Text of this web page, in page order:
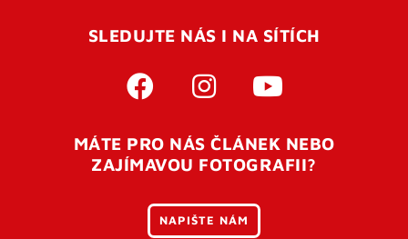
SLEDUJTE NÁS I NA SÍTÍCH
MÁTE PRO NÁS ČLÁNEK NEBO
ZAJÍMAVOU FOTOGRAFII?
NAPIŠTE NÁM